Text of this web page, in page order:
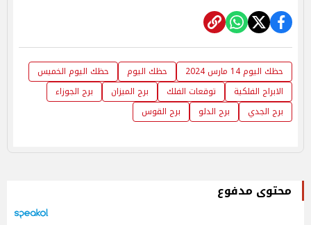
حظك اليوم 14 مارس 2024 حظك اليوم
حظك اليوم الخميس
الابراج الفلكية
توقعات الفلك برج الميزان
برج الجوزاء
برج الجدي
برج الدلو برج القوس
محتوى مدفوع